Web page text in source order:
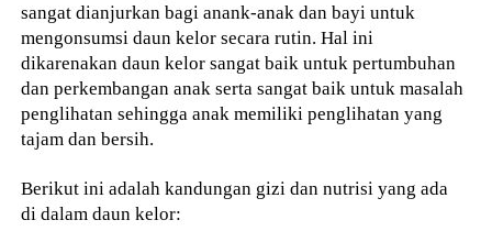
sangat dianjurkan bagi anank-anak dan bayi untuk
mengonsumsi daun kelor secara rutin. Hal ini
dikarenakan daun kelor sangat baik untuk pertumbuhan
dan perkembangan anak serta sangat baik untuk masalah
penglihatan sehingga anak memiliki penglihatan yang
tajam dan bersih.
Berikut ini adalah kandungan gizi dan nutrisi yang ada
di dalam daun kelor: